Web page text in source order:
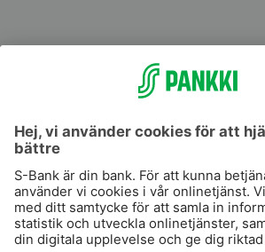
S-Prime